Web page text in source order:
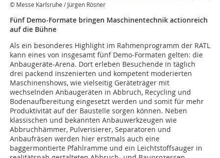
© Messe Karlsruhe / Jürgen Rösner
Fünf Demo-Formate bringen Maschinentechnik actionreich
auf die Bühne
Als ein besonderes Highlight im Rahmenprogramm der RATL
kann eines von insgesamt fünf Demo-Formaten gelten: die
Anbaugeräte-Arena. Dort erleben Besuchende in täglich
drei packend inszenierten und kompetent moderierten
Maschinenshows, wie vielseitig Geräteträger mit
wechselnden Anbaugeräten in Abbruch, Recycling und
Bodenaufbereitung eingesetzt werden und somit für mehr
Produktivität auf der Baustelle sorgen können. Neben
klassischen und bekannten Anbauwerkzeugen wie
Abbruchhämmer, Pulverisierer, Separatoren und
Anbaufräsen werden hier erstmals auch eine
baggermontierte Pfahlramme und ein Leichtstoffsauger in